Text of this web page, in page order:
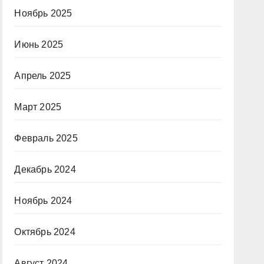
Ноябрь 2025
Июнь 2025
Апрель 2025
Март 2025
Февраль 2025
Декабрь 2024
Ноябрь 2024
Октябрь 2024